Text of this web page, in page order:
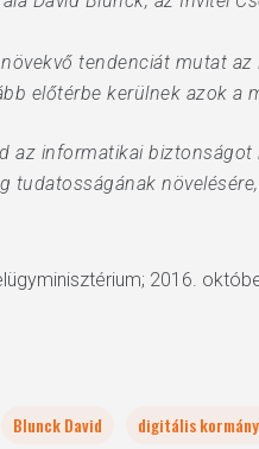
tendenciát mutat
előtérbe kerülnek azok
az informatikai
tudatosságának
2016.
Blunck David digitális